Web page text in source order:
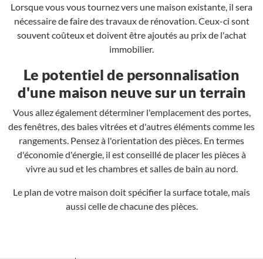
Lorsque vous vous tournez vers une maison existante, il sera
nécessaire de faire des travaux de rénovation. Ceux-ci sont
souvent coûteux et doivent être ajoutés au prix de l'achat
immobilier.
Le potentiel de personnalisation
d'une maison neuve sur un terrain
Vous allez également déterminer l'emplacement des portes,
des fenêtres, des baies vitrées et d'autres éléments comme les
rangements. Pensez à l'orientation des pièces. En termes
d'économie d'énergie, il est conseillé de placer les pièces à
vivre au sud et les chambres et salles de bain au nord.
Le plan de votre maison doit spécifier la surface totale, mais
aussi celle de chacune des pièces.